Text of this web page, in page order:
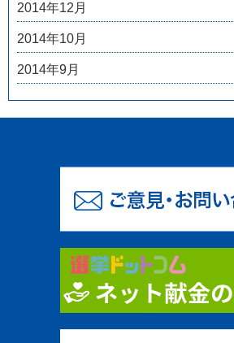
2014年12月
2014年10月
2014年9月